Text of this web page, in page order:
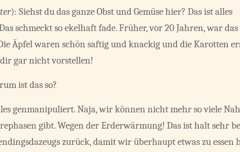
): Siehst du das ganze Obst und Gemüse hier? Das ist alles
schmeckt so ekelhaft fade. Früher, vor 20 Jahren, war das
Äpfel waren schön saftig und knackig und die Karotten
gar nicht vorstellen!
ist das so?
genmanipuliert. Naja, wir können nicht mehr so viele
gibt. Wegen der Erderwärmung! Das ist halt sehr
zurück, damit wir überhaupt etwas zu essen